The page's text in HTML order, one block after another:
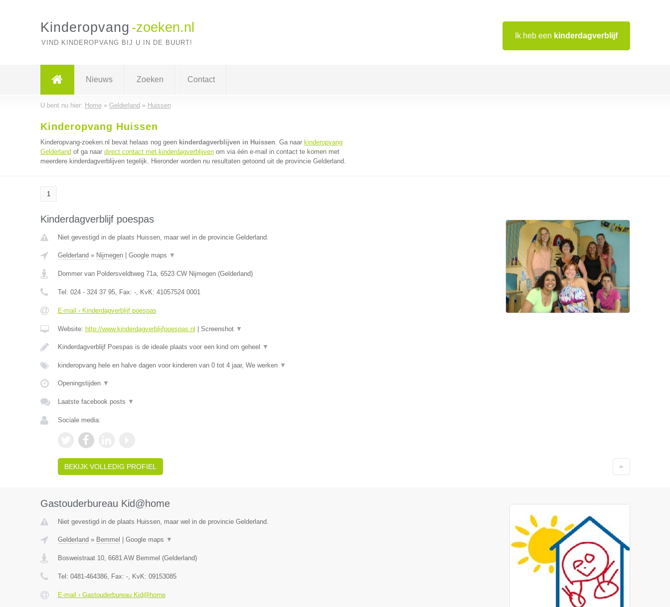
Ik heb een kinderdagverblijf
Kinderopvang -zoeken.nl
VIND KINDEROPVANG BIJ U IN DE BUURT!
Nieuws Zoeken Contact
U bent nu hier: Home» Gelderland » Huissen
Kinderopvang Huissen
Kinderopvang-zoeken.nl bevat helaas nog geen kinderdagverblijven in Huissen. Ga naar kinderopvang
Gelderland of ga naar direct contact met kinderdagverblijvenom via één e-mail in contact te komen met
meerdere kinderdagverblijven tegelijk. Hieronder worden nu resultaten getoond uit de provincie Gelderland.
1
Kinderdagverblijf poespas
Niet gevestigd in de plaats Huissen, maar wel in de provincie Gelderland.
Gelderland » Nijmegen| Google maps ▼
Dommer van Poldersveldtweg 71a, 6523 CW Nijmegen(Gelderland)
Tel: 024 - 324 37 95, Fax: -, KvK: 41057524 0001
E-mail › Kinderdagverblijf poespas
Website: http://www.kinderdagverblijfpoespas.nl Screenshot ▼
Kinderdagverblijf Poespas is de ideale plaats voor een kind om geheel ▼
kinderopvang hele en halve dagen voor kinderen van 0 tot 4 jaar, We werken ▼
Openingstijden ▼
Laatste facebook posts ▼
Sociale media:
BEKIJK VOLLEDIG PROFIEL
Gastouderbureau Kid@home
Niet gevestigd in de plaats Huissen, maar wel in de provincie Gelderland.
Gelderland » Bemmel Google maps ▼
Bosweistraat 10, 6681 AW Bemmel (Gelderland)
Tel: 0481-464386, Fax: -, KvK: 09153085
E-mail › Gastouderbureau Kid@home